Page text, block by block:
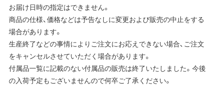
お届け日時の指定はできません。
商品の仕様、価格などは予告なしに変更および販売の中止をする
場合があります。
生産終了などの事情によりご注文にお応えできない場合、ご注文
をキャンセルさせていただく場合があります。
付属品一覧に記載のない付属品の販売は終了いたしました。今後
の入荷予定もございませんので何卒ご了承ください。